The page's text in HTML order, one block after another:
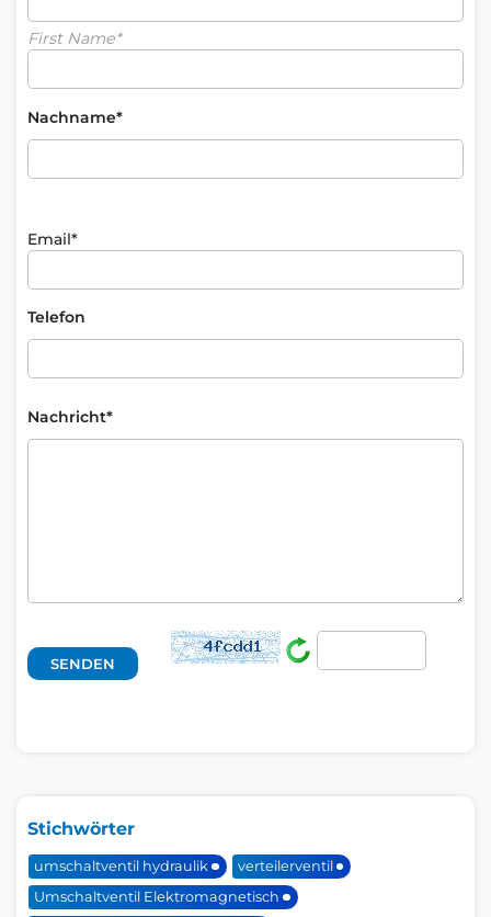
First Name*
Nachname*
Email*
Telefon
Nachricht*
Stichwörter
umschaltventil hydraulik
verteilerventil
Umschaltventil Elektromagnetisch